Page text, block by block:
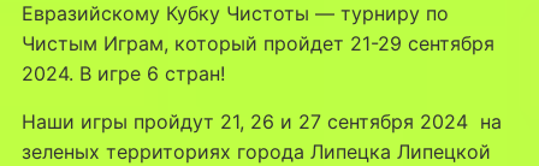
Евразийскому Кубку Чистоты — турниру по
Чистым Играм, который пройдет 21-29 сентября
2024. В игре 6 стран!
Наши игры пройдут 21, 26 и 27 сентября 2024 на
зеленых территориях города Липецка Липецкой